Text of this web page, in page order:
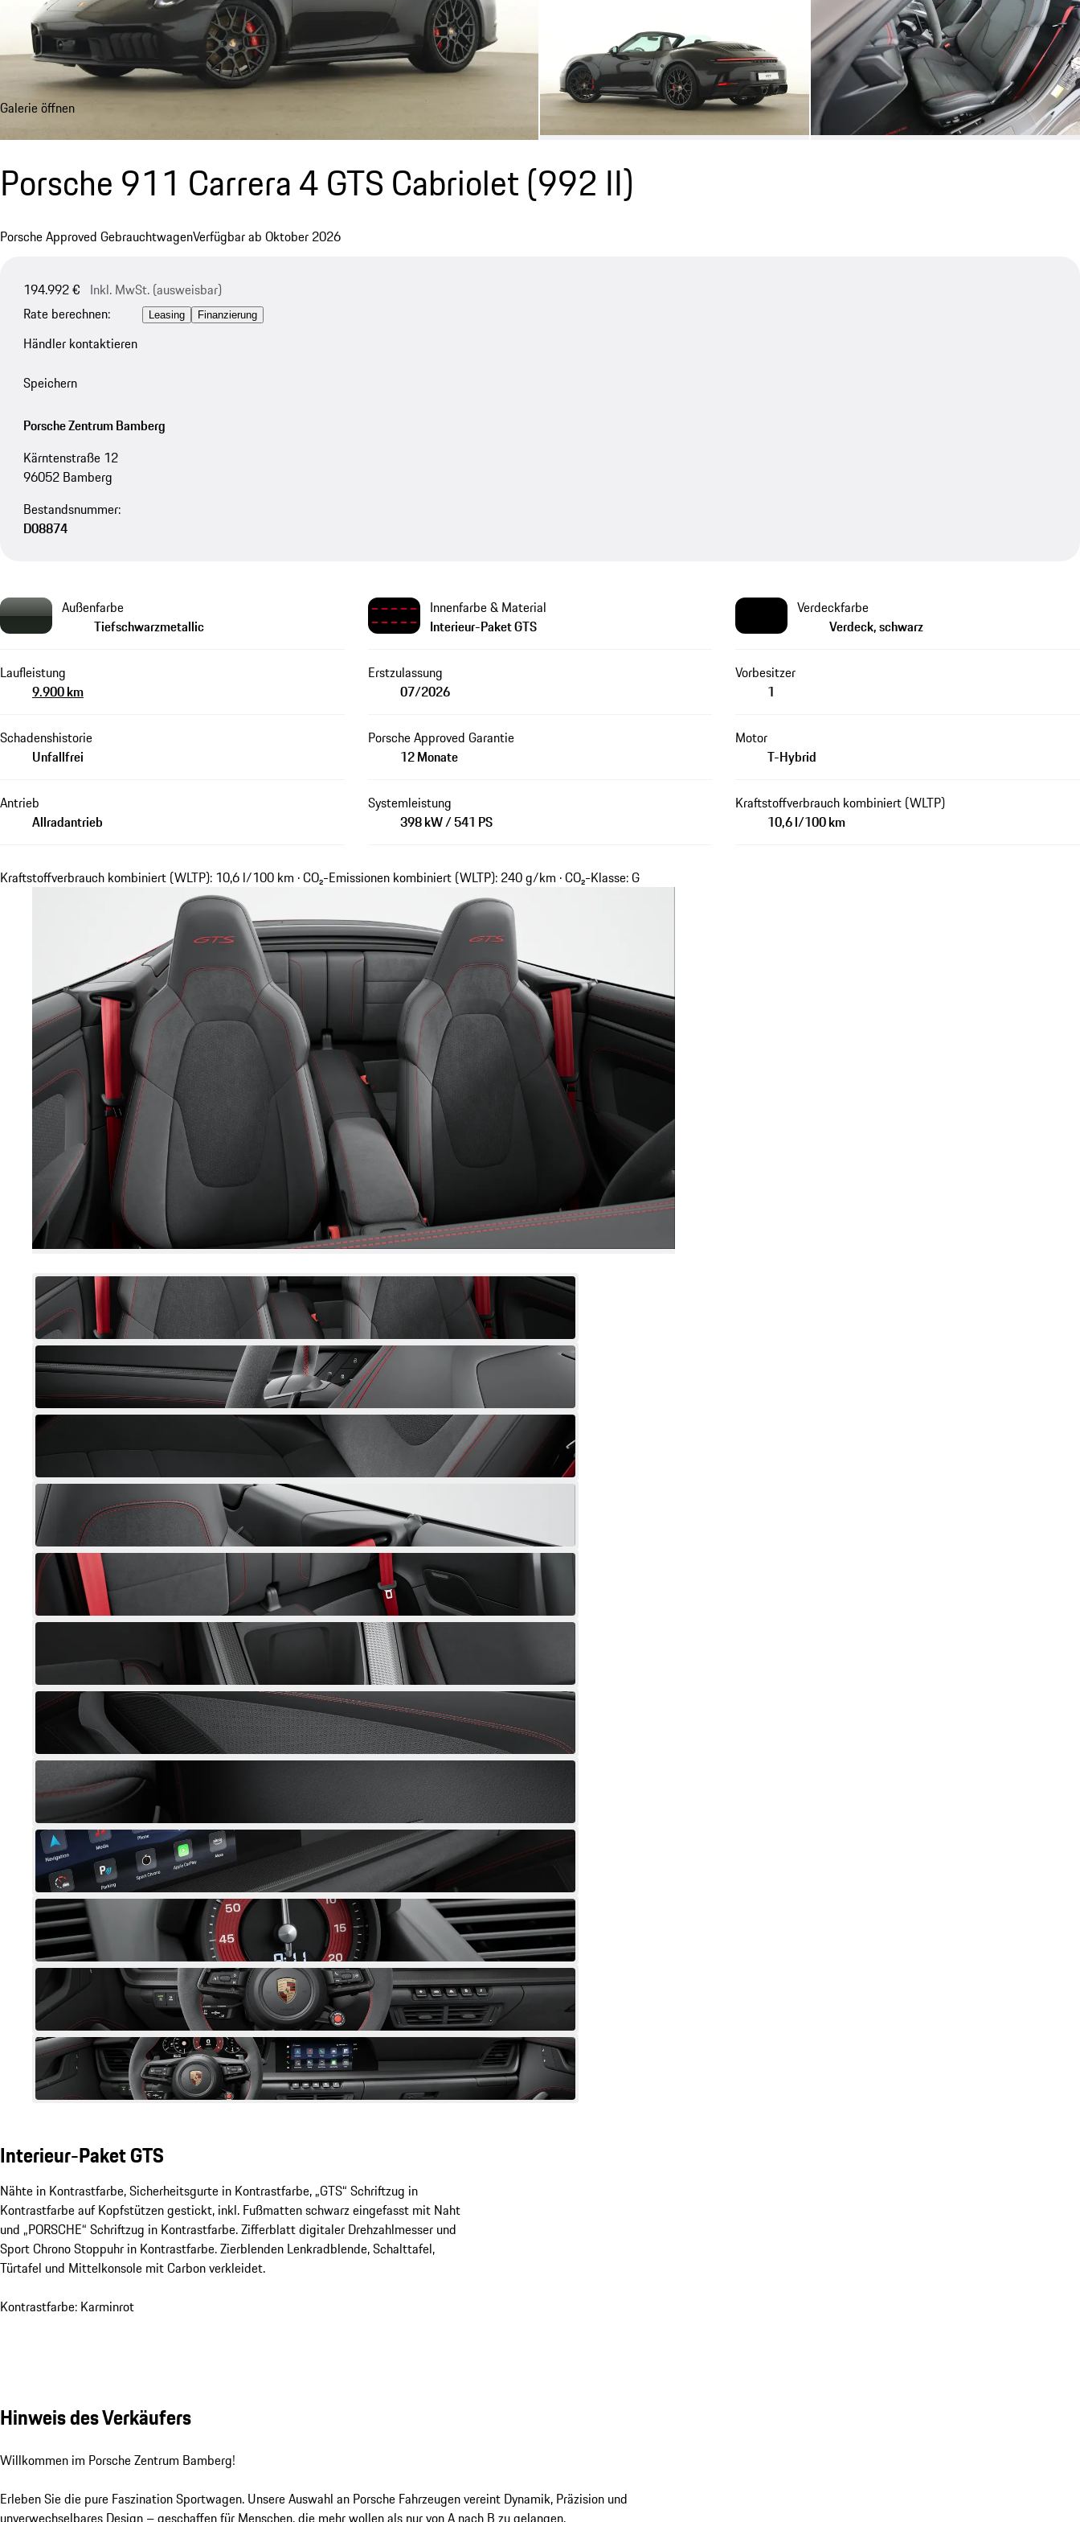
Galerie öffnen
Porsche 911 Carrera 4 GTS Cabriolet(992 II)
Porsche Approved GebrauchtwagenVerfügbar ab Oktober 2026
194.992 € Inkl. MwSt. (ausweisbar)
Rate berechnen:
Leasing Finanzierung
Händler kontaktieren
Speichern
Porsche Zentrum Bamberg
Kärntenstraße 12
96052 Bamberg
Bestandsnummer:
D08874
Außenfarbe
Tiefschwarzmetallic
Innenfarbe & Material
Interieur-Paket GTS
Verdeckfarbe
Verdeck, schwarz
Laufleistung
9.900 km
Erstzulassung
07/2026
Vorbesitzer
1
Schadenshistorie
Unfallfrei
Porsche Approved Garantie
12 Monate
Motor
T-Hybrid
Antrieb
Allradantrieb
Systemleistung
398 kW / 541 PS
Kraftstoffverbrauch kombiniert (WLTP)
10,6 l/100 km
Kraftstoffverbrauch kombiniert (WLTP): 10,6 l/100 km · CO₂-Emissionen kombiniert (WLTP): 240 g/km · CO₂-Klasse: G
Interieur-Paket GTS
Nähte in Kontrastfarbe, Sicherheitsgurte in Kontrastfarbe, „GTS“ Schriftzug in
Kontrastfarbe auf Kopfstützen gestickt, inkl. Fußmatten schwarz eingefasst mit Naht
und „PORSCHE“ Schriftzug in Kontrastfarbe. Zifferblatt digitaler Drehzahlmesser und
Sport Chrono Stoppuhr in Kontrastfarbe. Zierblenden Lenkradblende, Schalttafel,
Türtafel und Mittelkonsole mit Carbon verkleidet.
Kontrastfarbe: Karminrot
Hinweis des Verkäufers
Willkommen im Porsche Zentrum Bamberg!
Erleben Sie die pure Faszination Sportwagen. Unsere Auswahl an Porsche Fahrzeugen vereint Dynamik, Präzision und
unverwechselbares Design – geschaffen für Menschen, die mehr wollen als nur von A nach B zu gelangen.